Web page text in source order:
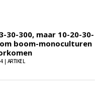
30-300, maar 10-20-30-
boom-monoculturen
| ARTIKEL